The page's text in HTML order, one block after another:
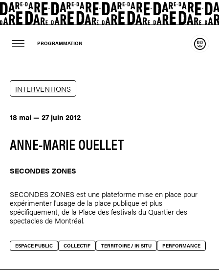
PROGRAMMATION
INTERVENTIONS
18 mai — 27 juin 2012
ANNE-MARIE OUELLET
SECONDES ZONES
SECONDES ZONES est une plateforme mise en place pour
expérimenter l'usage de la place publique et plus
spécifiquement, de la Place des festivals du Quartier des
spectacles de Montréal.
ESPACE PUBLIC COLLECTIF TERRITOIRE / IN SITU PERFORMANCE